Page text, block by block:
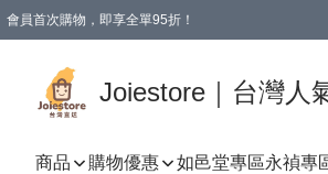
會員首次購物，即享全單95折！
Joiestore｜台灣人
商品 購物優惠 如邑堂專區永禎專